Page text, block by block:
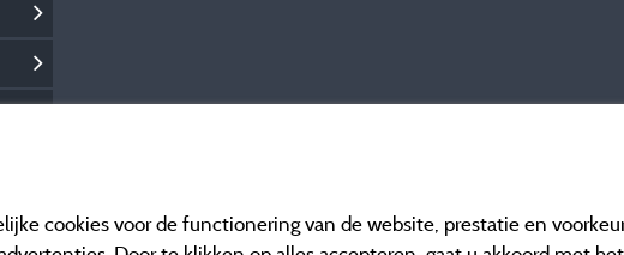
cookies voor de functionering van de website, prestatie en